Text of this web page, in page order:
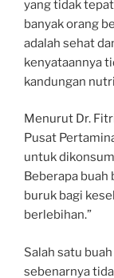
yang tidak
banyak orang
adalah sehat
kenyataannya
kandungan
Menurut Dr.
Pusat
untuk
Beberapa buah
buruk bagi
berlebihan.”
Salah satu
sebenarnya